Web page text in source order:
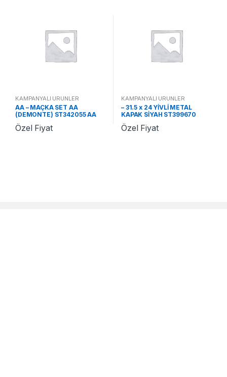
KAMPANYALI ÜRÜNLER
AA – MAÇKA SET AA
(DEMONTE) ST342055 AA
Özel Fiyat
KAMPANYALI ÜRÜNLER
– 31.5 x 24 YİVLİ METAL
KAPAK SİYAH ST399670
Özel Fiyat